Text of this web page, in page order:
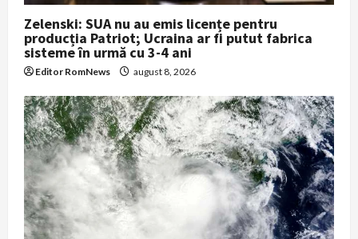
Zelenski: SUA nu au emis licențe pentru
producția Patriot; Ucraina ar fi putut fabrica
sisteme în urmă cu 3-4 ani
Editor RomNews august 8, 2026